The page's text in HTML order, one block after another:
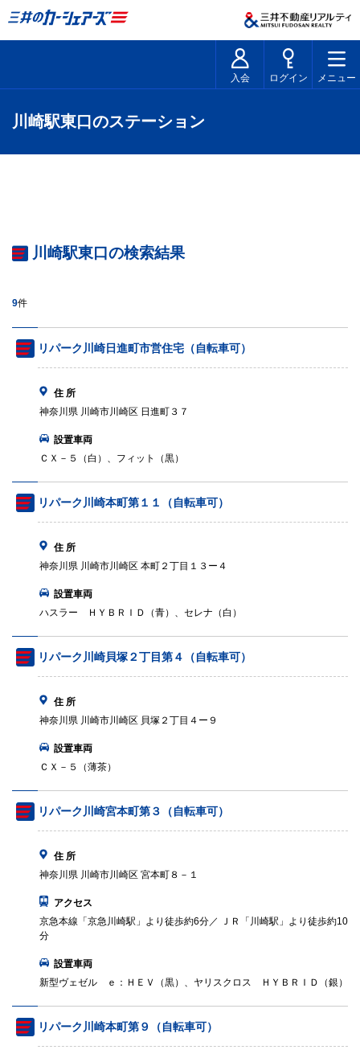
入会 ログイン メニュー
川崎駅東口のステーション
川崎駅東口の検索結果
9件
リパーク川崎日進町市営住宅（自転車可）
住 所
神奈川県 川崎市川崎区 日進町３７
設置車両
ＣＸ－５（白）、フィット（黒）
リパーク川崎本町第１１（自転車可）
住 所
神奈川県 川崎市川崎区 本町２丁目１３ー４
設置車両
ハスラー ＨＹＢＲＩＤ（青）、セレナ（白）
リパーク川崎貝塚２丁目第４（自転車可）
住 所
神奈川県 川崎市川崎区 貝塚２丁目４ー９
設置車両
ＣＸ－５（薄茶）
リパーク川崎宮本町第３（自転車可）
住 所
神奈川県 川崎市川崎区 宮本町８－１
アクセス
京急本線「京急川崎駅」より徒歩約6分／ ＪＲ「川崎駅」より徒歩約10
分
設置車両
新型ヴェゼル ｅ：ＨＥＶ（黒）、ヤリスクロス ＨＹＢＲＩＤ（銀）
リパーク川崎本町第９（自転車可）